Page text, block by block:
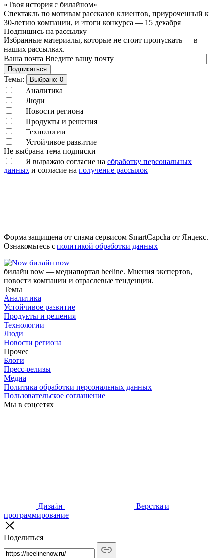
«Твоя история с билайном»
Спектакль по мотивам рассказов клиентов, приуроченный к
30-летию компании, и итоги конкурса — 15 декабря
Подпишись на рассылку
Избранные материалы, которые не стоит пропускать — в
наших рассылках.
Ваша почта Введите вашу почту
Подписаться
Темы: Выбрано: 0
Аналитика
Люди
Новости региона
Продукты и решения
Технологии
Устойчивое развитие
Не выбрана тема подписки
Я выражаю согласие на обработку персональных
данных и согласие на получение рассылок
Форма защищена от спама сервисом SmartCapcha от Яндекс.
Ознакомьтесь с политикой обработки данных
билайн now
билайн now — медиапортал beeline. Мнения экспертов,
новости компании и отраслевые тенденции.
Темы
Аналитика
Устойчивое развитие
Продукты и решения
Технологии
Люди
Новости региона
Прочее
Блоги
Пресс-релизы
Медиа
Политика обработки персональных данных
Пользовательское соглашение
Мы в соцсетях
Дизайн
Верстка и
программирование
Поделиться